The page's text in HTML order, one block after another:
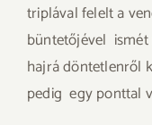
triplával felelt a
büntetőjével ismét
hajrá döntetlenről
pedig egy ponttal